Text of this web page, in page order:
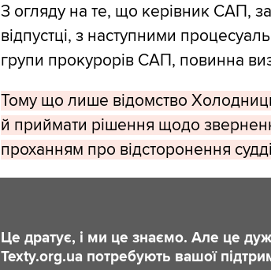
З огляду на те, що керівник САП,
відпустці, з наступними
групи прокурорів САП, повинна
Тому що лише відомство
й приймати рішення щодо
проханням про відсторонення
Це дратує, і ми це знаємо. Але це
Texty.org.ua потребують вашої